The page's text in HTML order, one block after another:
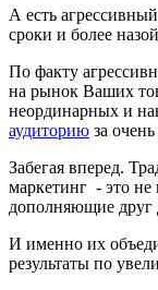
А есть
сроки и более
По факту
на рынок Ваших
неординарных и
аудиторию за
Забегая вперед.
маркетинг - это
дополняющие друг
И именно их
результаты по